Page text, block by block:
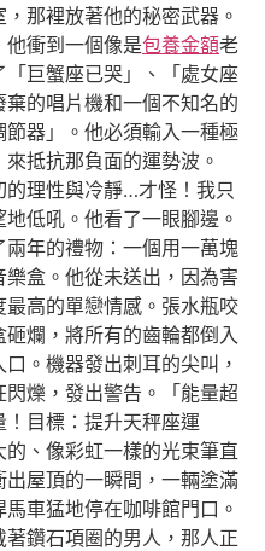
那裡放著他的秘密武器。
他衝到一個像是包養金額老
巨蟹座已哭」、「處女座
的唱片機和一個不知名的
器」。他必須輸入一種極
抵抗那負面的運勢波。
的理性與冷靜…才怪！我只
低吼。他看了一眼腳邊。
年的禮物：一個用一萬塊
盒。他從未送出，因為害
高的單戀情感。張水瓶咬
爛，將所有的齒輪都倒入
。機器發出刺耳的尖叫，
爍，發出警告。「能量超
目標：提升天秤座運
、像彩虹一樣的光束筆直
屋頂的一瞬間，一輛塗滿
車猛地停在咖啡館門口。
鑽石項圈的男人，那人正